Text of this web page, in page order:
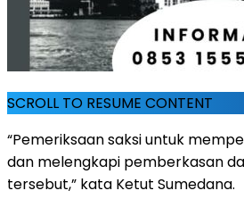
SCROLL TO RESUME CONTENT
“Pemeriksaan saksi untuk
dan melengkapi pemberkasan
tersebut,” kata Ketut Sumedana.